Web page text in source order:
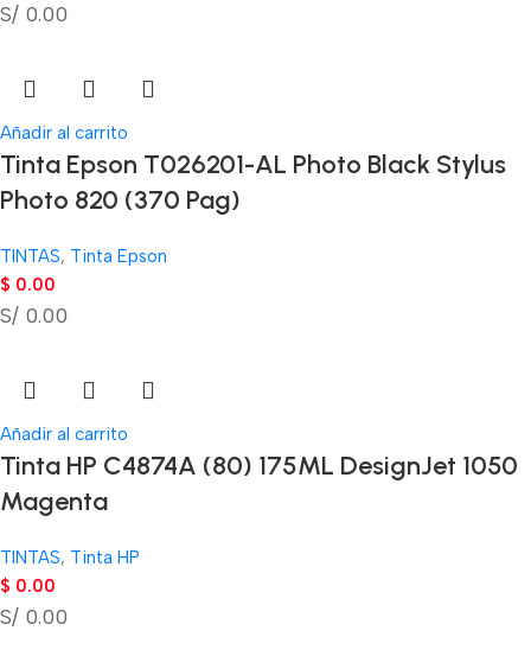
S/ 0.00
Añadir al carrito
Tinta Epson T026201-AL Photo Black Stylus
Photo 820 (370 Pag)
TINTAS, Tinta Epson
$ 0.00
S/ 0.00
Añadir al carrito
Tinta HP C4874A (80) 175ML DesignJet 1050
Magenta
TINTAS, Tinta HP
$ 0.00
S/ 0.00